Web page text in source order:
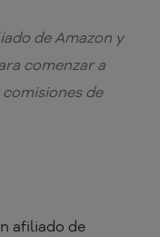
de Amazon y
comenzar a
de
afiliado de